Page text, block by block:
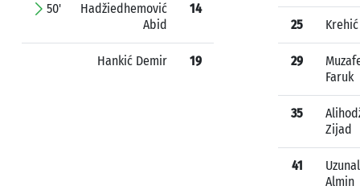
50'
Hadžiedhemović
Abid
14
Hankić Demir 19
25
29
Faruk
35
Zijad
41
Almin